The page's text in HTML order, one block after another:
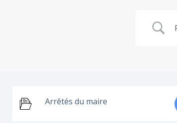
Arrêtés du maire